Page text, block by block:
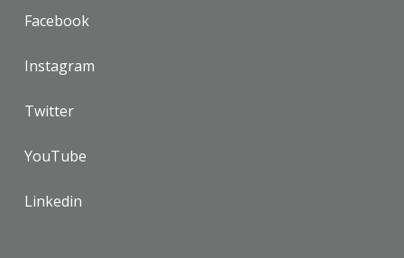
Facebook
Instagram
Twitter
YouTube
Linkedin